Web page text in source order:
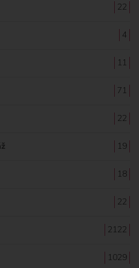
22
4
11
71
22
19
18
22
2122
1029